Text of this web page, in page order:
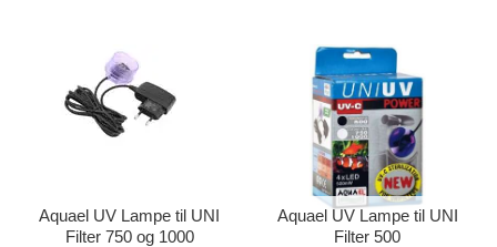
Aquael UV Lampe til UNI
Filter 750 og 1000
Aquael UV Lampe til UNI
Filter 500